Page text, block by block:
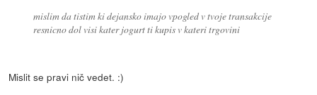
mislim da tistim ki dejansko imajo vpogled v tvoje transakcije
resnicno dol visi kater jogurt ti kupis v kateri trgovini
Mislit se pravi nič vedet. :)